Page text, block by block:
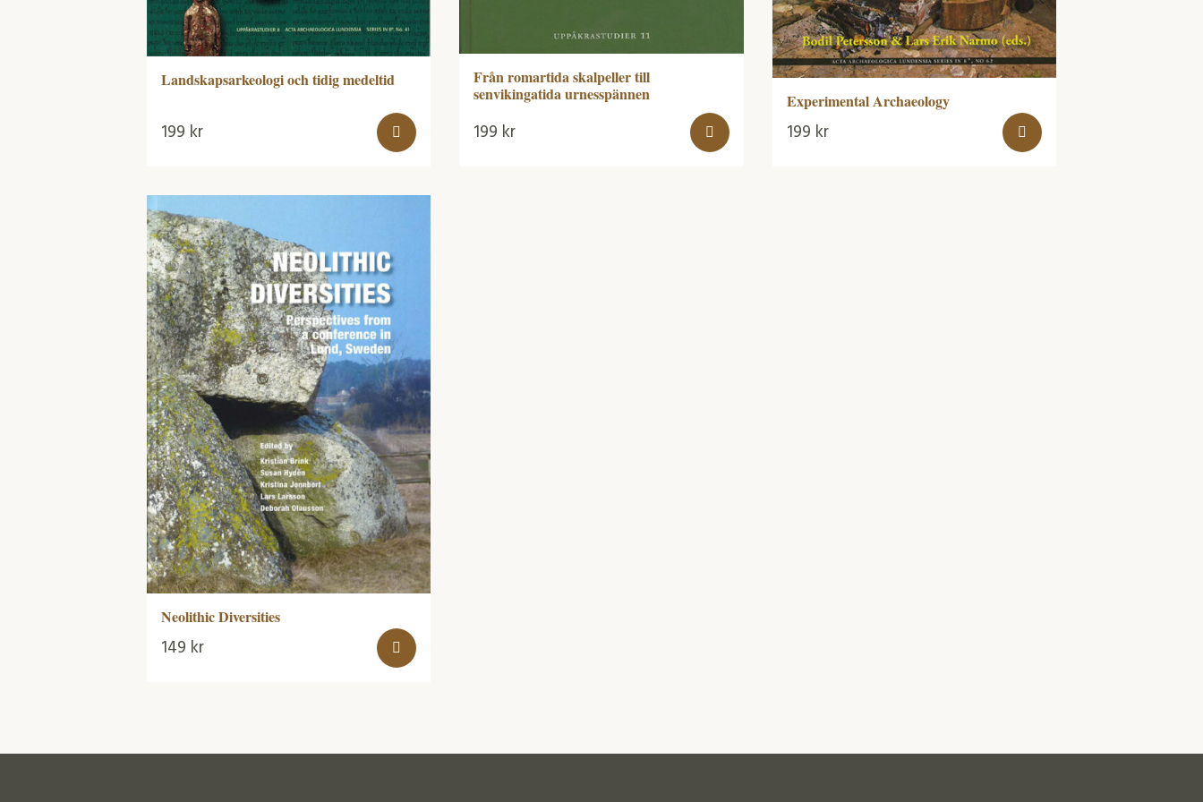
Landskapsarkeologi och tidig medeltid
199 kr
Från romartida skalpeller till
senvikingatida urnesspännen
199 kr
Experimental Archaeology
199 kr
Neolithic Diversities
149 kr